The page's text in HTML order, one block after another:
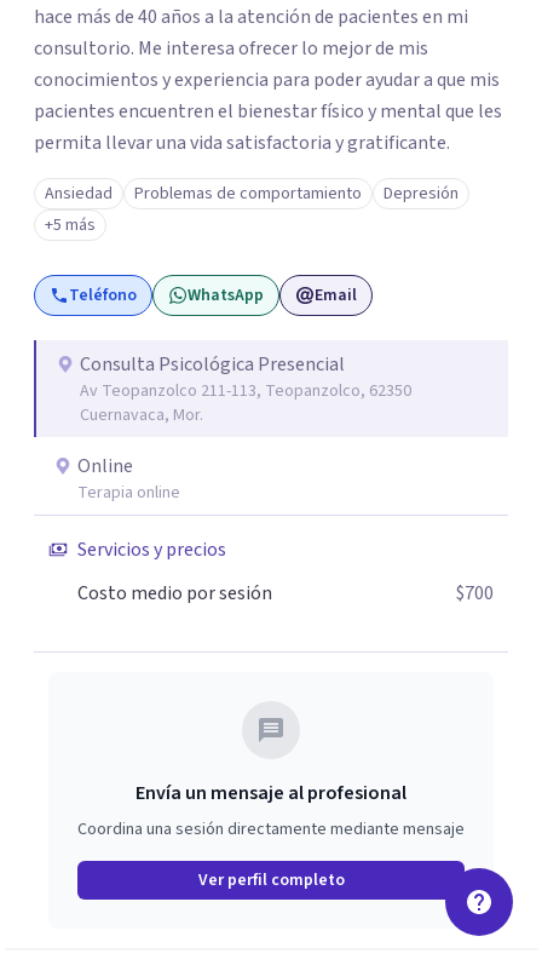
hace más de 40 años a la atención de pacientes en mi
consultorio. Me interesa ofrecer lo mejor de mis
conocimientos y experiencia para poder ayudar a que mis
pacientes encuentren el bienestar físico y mental que les
permita llevar una vida satisfactoria y gratificante.
Ansiedad Problemas de comportamiento
Depresión
+5 más
Teléfono WhatsApp Email
Consulta Psicológica Presencial
Av Teopanzolco 211-113, Teopanzolco, 62350
Cuernavaca, Mor.
Online
Terapia online
Servicios y precios
Costo medio por sesión
$700
Envía un mensaje al profesional
Coordina una sesión directamente mediante mensaje
Ver perfil completo